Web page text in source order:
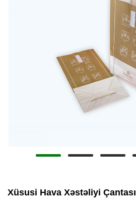
Xüsusi Hava Xəstəliyi Çantası